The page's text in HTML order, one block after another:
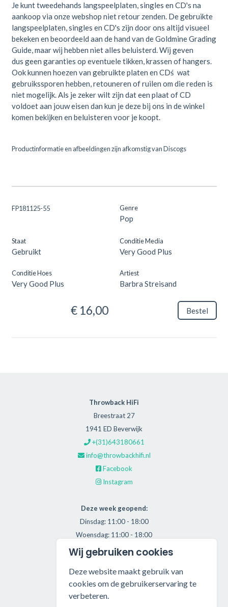
Je kunt tweedehands langspeelplaten, singles en CD's na
aankoop via onze webshop niet retour zenden. De gebruikte
langspeelplaten, singles en CD's zijn door ons altijd visueel
bekeken en beoordeeld aan de hand van de Goldmine Grading
Guide, maar wij hebben niet alles beluisterd. Wij geven
dus geen garanties op eventuele tikken, krassen of hangers.
Ook kunnen hoezen van gebruikte platen en CDś wat
gebruikssporen hebben, retouneren of ruilen om die reden is
niet mogelijk. Als je zeker wilt zijn dat een plaat of CD
voldoet aan jouw eisen dan kun je deze bij ons in de winkel
komen bekijken en beluisteren voor je koopt.
Productinformatie en afbeeldingen zijn afkomstig van Discogs
FP181125-55 Genre
Pop
Staat
Gebruikt
Conditie Media
Very Good Plus
Conditie Hoes
Very Good Plus
Artiest
Barbra Streisand
€ 16,00 Bestel
Throwback HiFi
Breestraat 27
1941 ED Beverwijk
+(31)643180661
info@throwbackhifi.nl
Facebook
Instagram
Deze week geopend:
Dinsdag: 11:00 - 18:00
Woensdag: 11:00 - 18:00
Donderdag: 11:00 - 21:00
Zaterdag: 11:00 - 17:00
Alle getoonde prijzen zijn incl. BTW.
Wij gebruiken cookies
Deze website maakt gebruik van
cookies om de gebruikerservaring te
verbeteren.